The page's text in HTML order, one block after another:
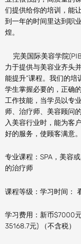
们提供给你的培训，能
到一年的时间里达到职
煌。
完美国际美容学院
力于提供与美容业齐头
能提升”课程。我们的培
学生掌握必要的，正确
工作技能，当学员以专
师、治疗师、美容顾问
入美容行业时，能为客
好的服务，使顾客满意。
专业课程：SPA，美容
的治疗师
课程等级：学习时间：
学习费用：新币$7000
35168.7元) （不含税）